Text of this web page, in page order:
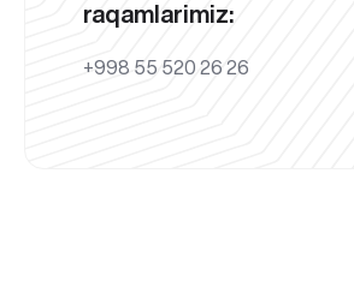
raqamlarimiz:
+998 55 520 26 26